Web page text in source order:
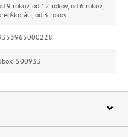
9 rokov, od 12 rokov, od 6 rokov,
od 3 rokov